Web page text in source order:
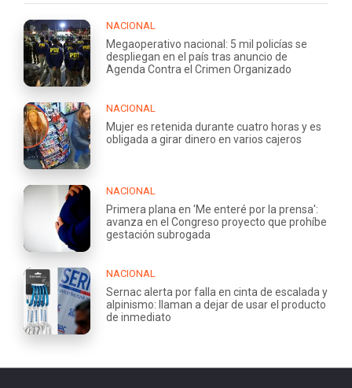
NACIONAL
Megaoperativo nacional: 5 mil policías se
despliegan en el país tras anuncio de
Agenda Contra el Crimen Organizado
NACIONAL
Mujer es retenida durante cuatro horas y es
obligada a girar dinero en varios cajeros
NACIONAL
Primera plana en 'Me enteré por la prensa':
avanza en el Congreso proyecto que prohíbe
gestación subrogada
NACIONAL
Sernac alerta por falla en cinta de escalada y
alpinismo: llaman a dejar de usar el producto
de inmediato